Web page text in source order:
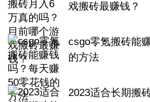
戏搬砖最赚钱？
csgo零氪搬砖能
的方法
2023适合长期搬